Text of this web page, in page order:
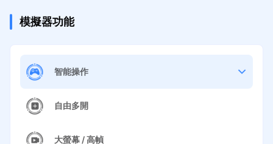
模擬器功能
智能操作
自由多開
大螢幕 / 高幀